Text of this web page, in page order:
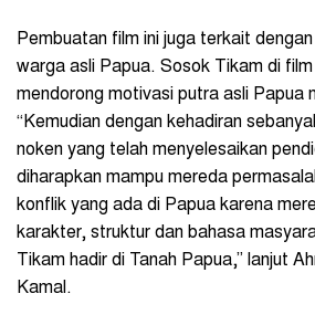
Pembuatan film ini juga terkait
warga asli Papua. Sosok Tikam di film
mendorong motivasi putra asli Papua
“Kemudian dengan kehadiran
noken yang telah menyelesaikan
diharapkan mampu mereda
konflik yang ada di Papua karena
karakter, struktur dan bahasa
Tikam hadir di Tanah Papua,” lanjut
Kamal.